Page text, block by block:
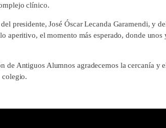
clínico.
del presidente, José Óscar Lecanda Garamendi, y
aperitivo, el momento más esperado, donde
de Antiguos Alumnos agradecemos la cercanía y
colegio.